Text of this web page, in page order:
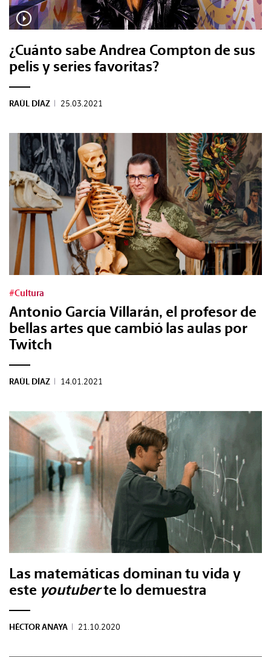
¿Cuánto sabe Andrea Compton de sus
pelis y series favoritas?
RAÚL DÍAZ | 25.03.2021
#Cultura
Antonio García Villarán, el profesor de
bellas artes que cambió las aulas por
Twitch
RAÚL DÍAZ | 14.01.2021
Las matemáticas dominan tu vida y
este youtuberte lo demuestra
HÉCTOR ANAYA | 21.10.2020
REVISTAS:VIS-À-VIS MINE